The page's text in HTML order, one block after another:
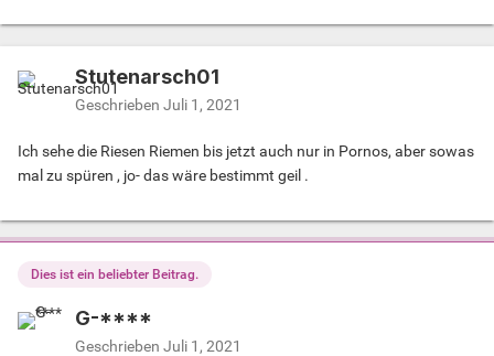
Stutenarsch01
Geschrieben Juli 1, 2021
Ich sehe die Riesen Riemen bis jetzt auch nur in Pornos, aber sowas
mal zu spüren , jo- das wäre bestimmt geil .
Dies ist ein beliebter Beitrag.
G-****
Geschrieben Juli 1, 2021